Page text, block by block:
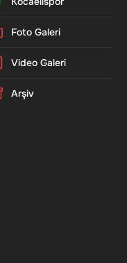
Foto Galeri
Video Galeri
Arşiv